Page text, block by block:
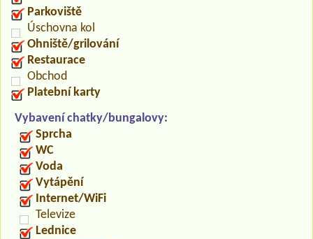
Parkoviště
Úschovna kol
Ohniště/grilování
Restaurace
Obchod
Platební karty
Vybavení chatky/bungalovy:
Sprcha
WC
Voda
Vytápění
Internet/WiFi
Televize
Lednice